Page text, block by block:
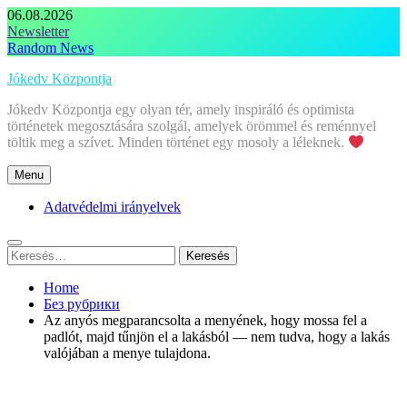
Skip
to
content
06.08.2026
Newsletter
Random News
Jókedv Központja
Jókedv Központja egy olyan tér, amely inspiráló és optimista
történetek megosztására szolgál, amelyek örömmel és reménnyel
töltik meg a szívet. Minden történet egy mosoly a léleknek.
Menu
Adatvédelmi irányelvek
Keresés:
Home
Без рубрики
Az anyós megparancsolta a menyének, hogy mossa fel a
padlót, majd tűnjön el a lakásból — nem tudva, hogy a lakás
valójában a menye tulajdona.